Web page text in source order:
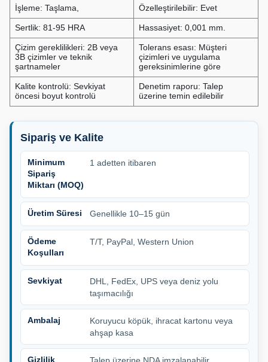
İşleme: Taşlama, Özelleştirilebilir: Evet
Sertlik: 81-95 HRA Hassasiyet: 0,001 mm.
Çizim gereklilikleri: 2B veya
3B çizimler ve teknik
şartnameler
Tolerans esası: Müşteri
çizimleri ve uygulama
gereksinimlerine göre
Kalite kontrolü: Sevkiyat
öncesi boyut kontrolü
Denetim raporu: Talep
üzerine temin edilebilir
Sipariş ve Kalite
Minimum
Sipariş
Miktarı (MOQ)
1 adetten itibaren
Üretim Süresi Genellikle 10–15 gün
Ödeme
Koşulları
T/T, PayPal, Western Union
Sevkiyat
DHL, FedEx, UPS veya deniz yolu
taşımacılığı
Ambalaj
Koruyucu köpük, ihracat kartonu veya
ahşap kasa
Gizlilik Talep üzerine NDA imzalanabilir